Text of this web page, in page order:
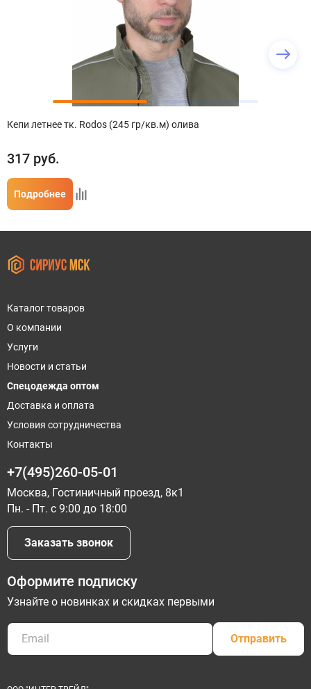
Кепи летнее тк. Rodos (245 гр/кв.м) олива
317 руб.
Подробнее
Каталог товаров
О компании
Услуги
Новости и статьи
Спецодежда оптом
Доставка и оплата
Условия сотрудничества
Контакты
+7(495)260-05-01
Москва, Гостиничный проезд, 8к1
Пн. - Пт. с 9:00 до 18:00
Заказать звонок
Оформите подписку
Узнайте о новинках и скидках первыми
Отправить